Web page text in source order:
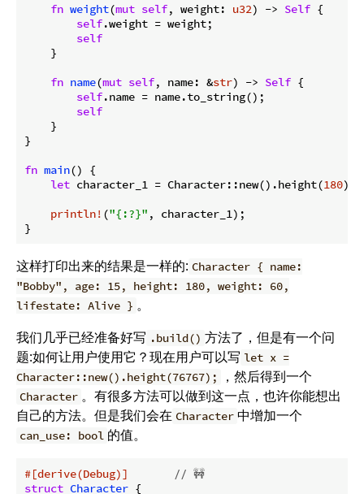
fn weight(mut self, weight: u32) -> Self {
self.weight = weight;
self
    }
fn name(mut self, name: &str) -> Self {
self.name = name.to_string();
self
    }
}
fn main() {
let character_1 = Character::new().height(180
println! ("{:?}" , character_1);
}
这样打印出来的结果是一样的: Character { name:
"Bobby", age: 15, height: 180, weight: 60,
lifestate: Alive } 。
我们几乎已经准备好写 .build() 方法了，但是有一个问
题:如何让用户使用它？现在用户可以写 let x =
Character::new().height(76767);
，然后得到一个
Character 。有很多方法可以做到这一点，也许你能想出
自己的方法。但是我们会在 Character 中增加一个
can_use: bool 的值。
#[derive(Debug)]
// 🚧
struct Character {